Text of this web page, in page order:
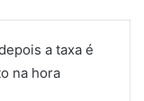
a taxa é
na hora